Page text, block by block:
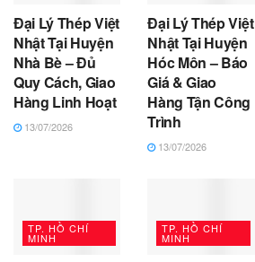
Đại Lý Thép Việt
Nhật Tại Huyện
Nhà Bè – Đủ
Quy Cách, Giao
Hàng Linh Hoạt
13/07/2026
Đại Lý Thép Việt
Nhật Tại Huyện
Hóc Môn – Báo
Giá & Giao
Hàng Tận Công
Trình
13/07/2026
TP. HỒ CHÍ
MINH
TP. HỒ CHÍ
MINH